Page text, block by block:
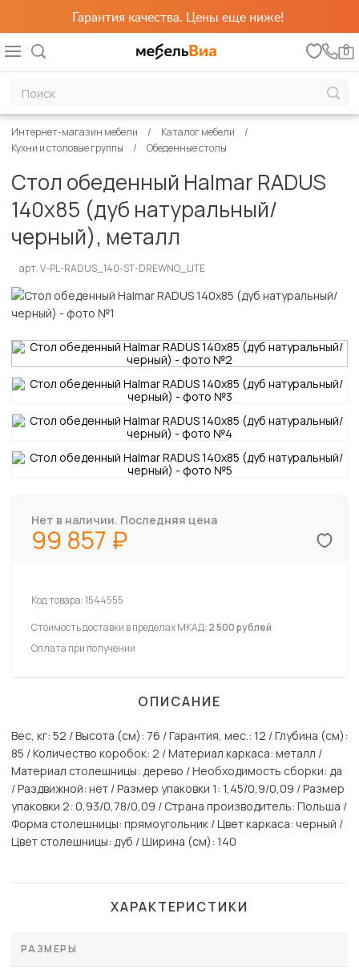
Гарантия качества. Цены еще ниже!
0
Интернет-магазин мебели
Каталог мебели
Кухни и столовые группы
Обеденные столы
Стол обеденный Halmar RADUS
140x85 (дуб натуральный/
черный), металл
арт. V-PL-RADUS_140-ST-DREWNO_LITE
Нет в наличии. Последняя цена
99 857
Код товара:1544555
Стоимость доставки в пределах МКАД: 2 500 рублей
Оплата при получении
ОПИСАНИЕ
Вес, кг: 52 / Высота (см): 76 / Гарантия, мес.: 12 / Глубина (см):
85 / Количество коробок: 2 / Материал каркаса: металл /
Материал столешницы: дерево / Необходимость сборки: да
/ Раздвижной: нет / Размер упаковки 1: 1,45/0,9/0,09 / Размер
упаковки 2: 0,93/0,78/0,09 / Страна производитель: Польша /
Форма столешницы: прямоугольник / Цвет каркаса: черный /
Цвет столешницы: дуб / Ширина (см): 140
ХАРАКТЕРИСТИКИ
РАЗМЕРЫ